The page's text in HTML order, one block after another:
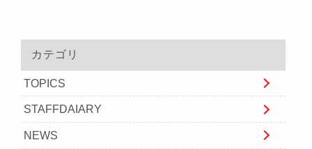
カテゴリ
TOPICS
STAFFDAIARY
NEWS